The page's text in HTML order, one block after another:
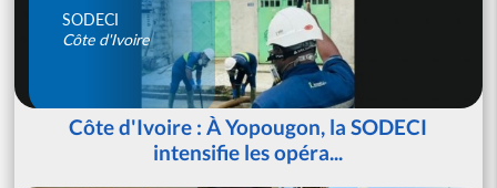
SODECI
Côte d'Ivoire
Côte d'Ivoire : À Yopougon, la SODECI
intensifie les opéra...